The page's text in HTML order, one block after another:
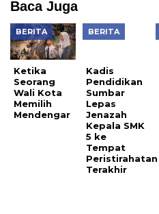
Baca Juga
BERITA
Ketika
Seorang
Wali Kota
Memilih
Mendengar
BERITA
Kadis
Pendidikan
Sumbar
Lepas
Jenazah
Kepala SMK
5 ke
Tempat
Peristirahatan
Terakhir